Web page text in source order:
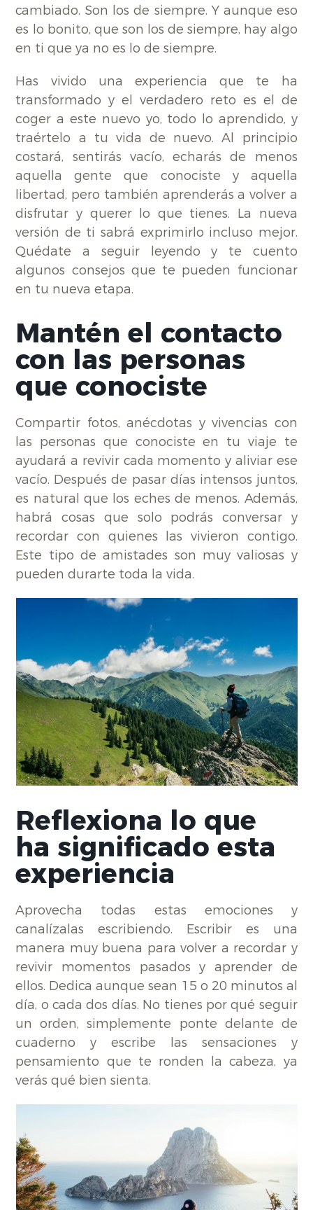
cambiado. Son los de siempre. Y aunque eso
es lo bonito, que son los de siempre, hay algo
en ti que ya no es lo de siempre.
Has vivido una experiencia que te ha
transformado y el verdadero reto es el de
coger a este nuevo yo, todo lo aprendido, y
traértelo a tu vida de nuevo. Al principio
costará, sentirás vacío, echarás de menos
aquella gente que conociste y aquella
libertad, pero también aprenderás a volver a
disfrutar y querer lo que tienes. La nueva
versión de ti sabrá exprimirlo incluso mejor.
Quédate a seguir leyendo y te cuento
algunos consejos que te pueden funcionar
en tu nueva etapa.
Mantén el contacto
con las personas
que conociste
Compartir fotos, anécdotas y vivencias con
las personas que conociste en tu viaje te
ayudará a revivir cada momento y aliviar ese
vacío. Después de pasar días intensos juntos,
es natural que los eches de menos. Además,
habrá cosas que solo podrás conversar y
recordar con quienes las vivieron contigo.
Este tipo de amistades son muy valiosas y
pueden durarte toda la vida.
Reflexiona lo que
ha significado esta
experiencia
Aprovecha todas estas emociones y
canalízalas escribiendo. Escribir es una
manera muy buena para volver a recordar y
revivir momentos pasados y aprender de
ellos. Dedica aunque sean 15 o 20 minutos al
día, o cada dos días. No tienes por qué seguir
un orden, simplemente ponte delante de
cuaderno y escribe las sensaciones y
pensamiento que te ronden la cabeza, ya
verás qué bien sienta.